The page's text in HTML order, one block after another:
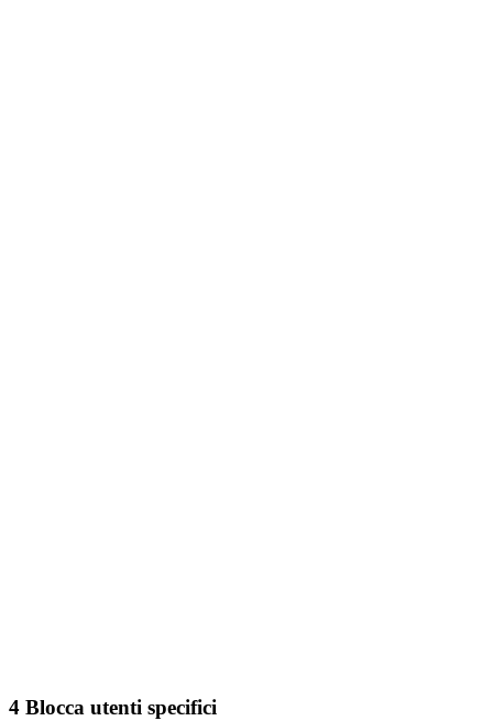
4 Blocca utenti specifici